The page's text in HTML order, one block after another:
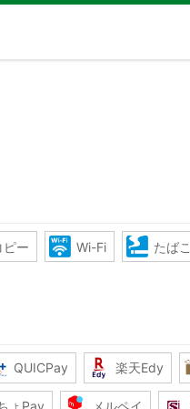
ピー Wi-Fi たばこ
QUICPay 楽天Edy